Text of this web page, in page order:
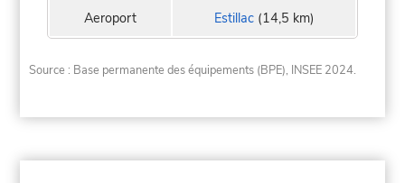
Aeroport Estillac(14,5 km)
Source : Base permanente des équipements (BPE), INSEE 2024.